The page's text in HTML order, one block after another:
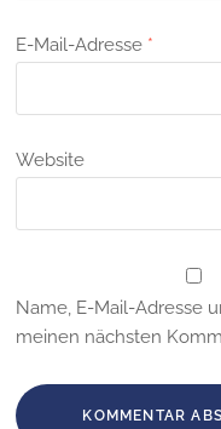
E-Mail-Adresse *
Website
Name, E-Mail-Adresse
meinen nächsten